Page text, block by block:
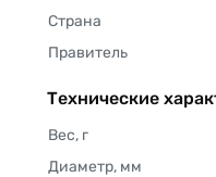
Страна
Правитель
Технические
Вес, г
Диаметр, мм